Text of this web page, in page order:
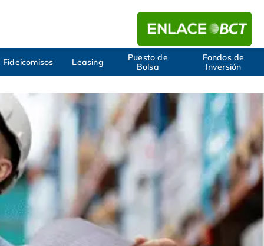
Fideicomisos Leasing
Puesto de
Bolsa
Fondos de
Inversión